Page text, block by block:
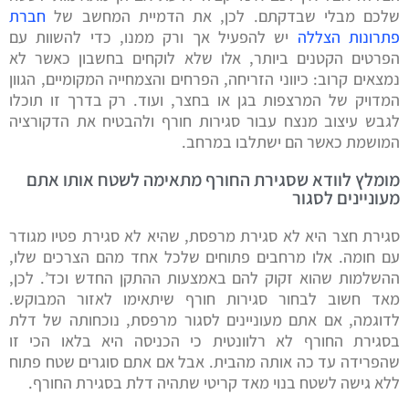
שלכם מבלי שבדקתם. לכן, את הדמיית המחשב של חברת
פתרונות הצללהיש להפעיל אך ורק ממנו, כדי להשוות עם
הפרטים הקטנים ביותר, אלו שלא לוקחים בחשבון כאשר לא
נמצאים קרוב: כיווני הזריחה, הפרחים והצמחייה המקומיים, הגוון
המדויק של המרצפות בגן או בחצר, ועוד. רק בדרך זו תוכלו
לגבש עיצוב מנצח עבור סגירות חורף ולהבטיח את הדקורציה
המושמת כאשר הם ישתלבו במרחב.
מומלץ לוודא שסגירת החורף מתאימה לשטח אותו אתם
מעוניינים לסגור
סגירת חצר היא לא סגירת מרפסת, שהיא לא סגירת פטיו מגודר
עם חומה. אלו מרחבים פתוחים שלכל אחד מהם הצרכים שלו,
ההשלמות שהוא זקוק להם באמצעות ההתקן החדש וכד’. לכן,
מאד חשוב לבחור סגירות חורף שיתאימו לאזור המבוקש.
לדוגמה, אם אתם מעוניינים לסגור מרפסת, נוכחותה של דלת
בסגירת החורף לא רלוונטית כי הכניסה היא בלאו הכי זו
שהפרידה עד כה אותה מהבית. אבל אם אתם סוגרים שטח פתוח
ללא גישה לשטח בנוי מאד קריטי שתהיה דלת בסגירת החורף.